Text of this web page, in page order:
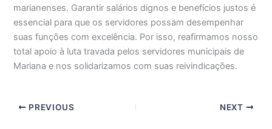
marianenses. Garantir salários dignos e benefícios justos é
essencial para que os servidores possam desempenhar
suas funções com excelência. Por isso, reafirmamos nosso
total apoio à luta travada pelos servidores municipais de
Mariana e nos solidarizamos com suas reivindicações.
PREVIOUS NEXT